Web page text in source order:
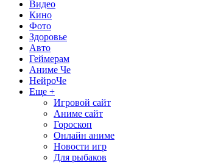
Видео
Кино
Фото
Здоровье
Авто
Геймерам
Аниме Че
НейроЧе
Еще +
Игровой сайт
Аниме сайт
Гороскоп
Онлайн аниме
Новости игр
Для рыбаков